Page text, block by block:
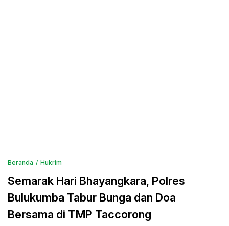
Beranda Hukrim
Semarak Hari Bhayangkara, Polres
Bulukumba Tabur Bunga dan Doa
Bersama di TMP Taccorong